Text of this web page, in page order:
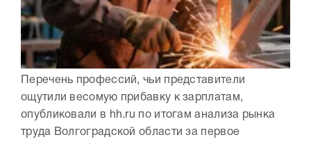
Перечень профессий, чьи представители
ощутили весомую прибавку к зарплатам,
опубликовали в hh.ru по итогам анализа рынка
труда Волгоградской области за первое